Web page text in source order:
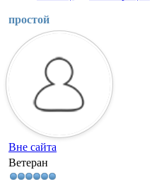
простой
Вне сайта
Ветеран